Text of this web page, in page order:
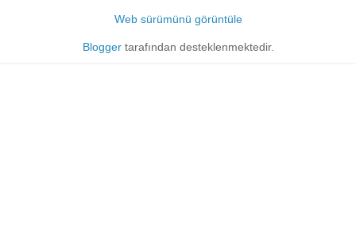
Web sürümünü görüntüle
Bloggertarafından desteklenmektedir.